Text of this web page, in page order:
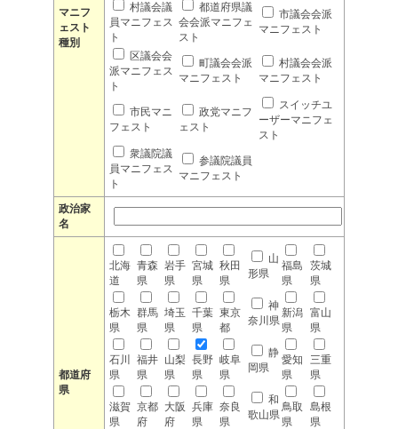
マニフ
ェスト
種別
村議会議
員マニフェス
ト
都道府県議
会会派マニフェ
スト
市議会会派
マニフェスト
区議会会
派マニフェス
ト
町議会会派
マニフェスト
村議会会派
マニフェスト
市民マニ
フェスト
政党マニフ
ェスト
スイッチユ
ーザーマニフェ
スト
衆議院議
員マニフェス
ト
参議院議員
マニフェスト
政治家
名
都道府
県
北海
道
青森
県
岩手
県
宮城
県
秋田
県
山
形県
福島
県
茨城
県
栃木
県
群馬
県
埼玉
県
千葉
県
東京
都
神
奈川県
新潟
県
富山
県
石川
県
福井
県
山梨
県
長野
県
岐阜
県
静
岡県
愛知
県
三重
県
滋賀
県
京都
府
大阪
府
兵庫
県
奈良
県
和
歌山県
鳥取
県
島根
県